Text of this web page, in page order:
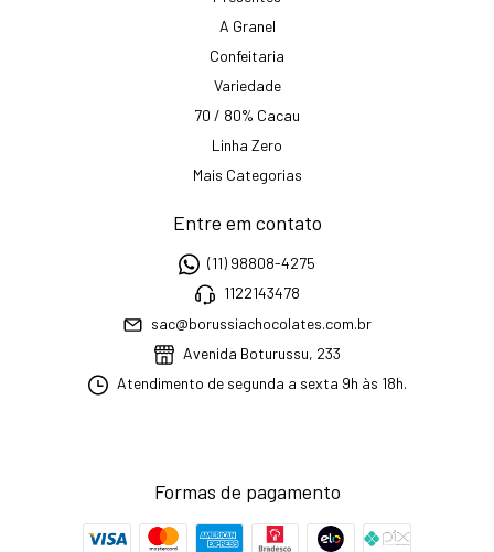
A Granel
Confeitaria
Variedade
70 / 80% Cacau
Linha Zero
Mais Categorias
Entre em contato
(11) 98808-4275
1122143478
sac@borussiachocolates.com.br
Avenida Boturussu, 233
Atendimento de segunda a sexta 9h às 18h.
Formas de pagamento